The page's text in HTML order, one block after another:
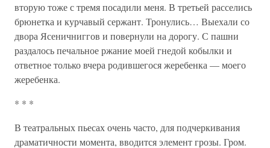
вторую тоже с тремя посадили меня. В третьей расселись
брюнетка и курчавый сержант. Тронулись… Выехали со
двора Ясеничниггов и повернули на дорогу. С пашни
раздалось печальное ржание моей гнедой кобылки и
ответное только вчера родившегося жеребенка — моего
жеребенка.
* * *
В театральных пьесах очень часто, для подчеркивания
драматичности момента, вводится элемент грозы. Гром.